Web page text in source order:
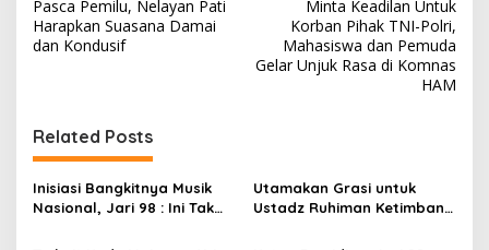
o
s
a
v
i
Pasca Pemilu, Nelayan Pati
Harapkan Suasana Damai
dan Kondusif
Minta Keadilan Untuk
Korban Pihak TNI-Polri,
Mahasiswa dan Pemuda
Gelar Unjuk Rasa di Komnas
HAM
Related Posts
Inisiasi Bangkitnya Musik
Nasional, Jari 98 : Ini Tak
Utamakan Grasi untuk
Ustadz Ruhiman Ketimbang